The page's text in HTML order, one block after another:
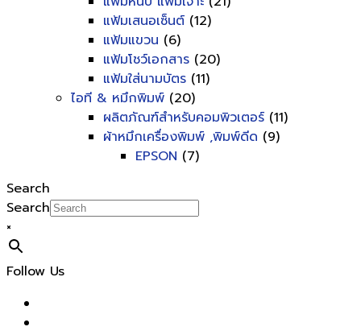
แฟ้มเสนอเซ็นต์ (12)
แฟ้มแขวน (6)
แฟ้มโชว์เอกสาร (20)
แฟ้มใส่นามบัตร (11)
ไอที & หมึกพิมพ์ (20)
ผลิตภัณฑ์สำหรับคอมพิวเตอร์ (11)
ผ้าหมึกเครื่องพิมพ์ ,พิมพ์ดีด (9)
EPSON (7)
Search
Search
×
Follow Us